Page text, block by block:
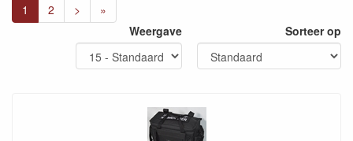
1 2 >
»
Weergave
Sorteer op